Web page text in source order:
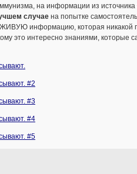
на информации из
случаена попытке
информацию, которая никакой
это интересно знаниями, которые
#2
#3
#4
#5